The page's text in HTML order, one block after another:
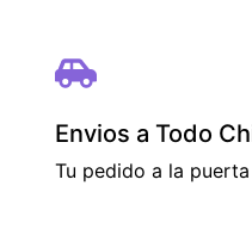
Envios a Todo
Tu pedido a la